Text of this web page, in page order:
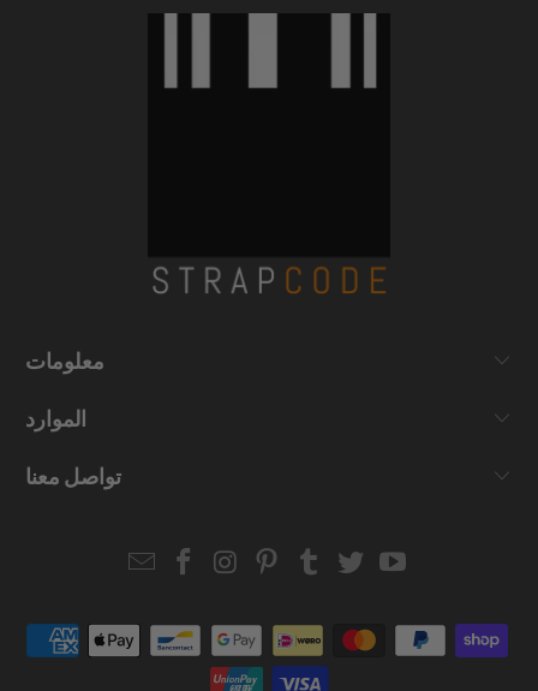
معلومات
الموارد
تواصل معنا
EmailStrapcode
Facebook
Strapcode
Instagram
Strapcode
Pinterest
Strapcode
Tumblr
Strapcode
TwitterYouTube